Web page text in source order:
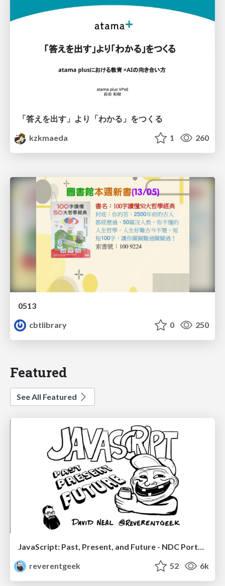
「答えを出す」より「わかる」をつくる
kzkmaeda
1 260
0513
cbtlibrary
0 250
Featured
See All Featured
JavaScript: Past, Present, and Future - NDC Porto 2020
reverentgeek
52 6k